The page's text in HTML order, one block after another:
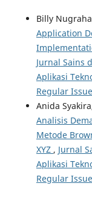
Billy
Application
Jurnal Sains
Aplikasi
Regular Issue
Anida
Analisis
Metode
XYZ , Jurnal
Aplikasi
Regular Issue